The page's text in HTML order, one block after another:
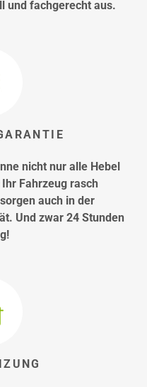
und fachgerecht aus.
nicht nur alle Hebel
Fahrzeug rasch
auch in der
Und zwar 24 Stunden